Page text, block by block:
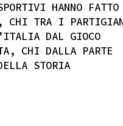
HANNO
CHI TRA I
DAL GIOCO
CHI DALLA PARTE
STORIA